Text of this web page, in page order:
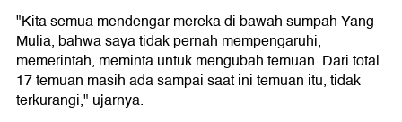
"Kita semua mendengar mereka di bawah sumpah Yang
Mulia, bahwa saya tidak pernah mempengaruhi,
memerintah, meminta untuk mengubah temuan. Dari total
17 temuan masih ada sampai saat ini temuan itu, tidak
terkurangi," ujarnya.